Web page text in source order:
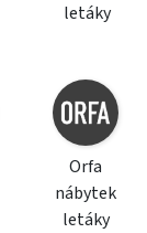
letáky
Orfa
nábytek
letáky